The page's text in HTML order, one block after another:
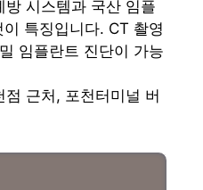
시스템과 국산 임플
특징입니다. CT 촬영
임플란트 진단이 가능
근처, 포천터미널 버